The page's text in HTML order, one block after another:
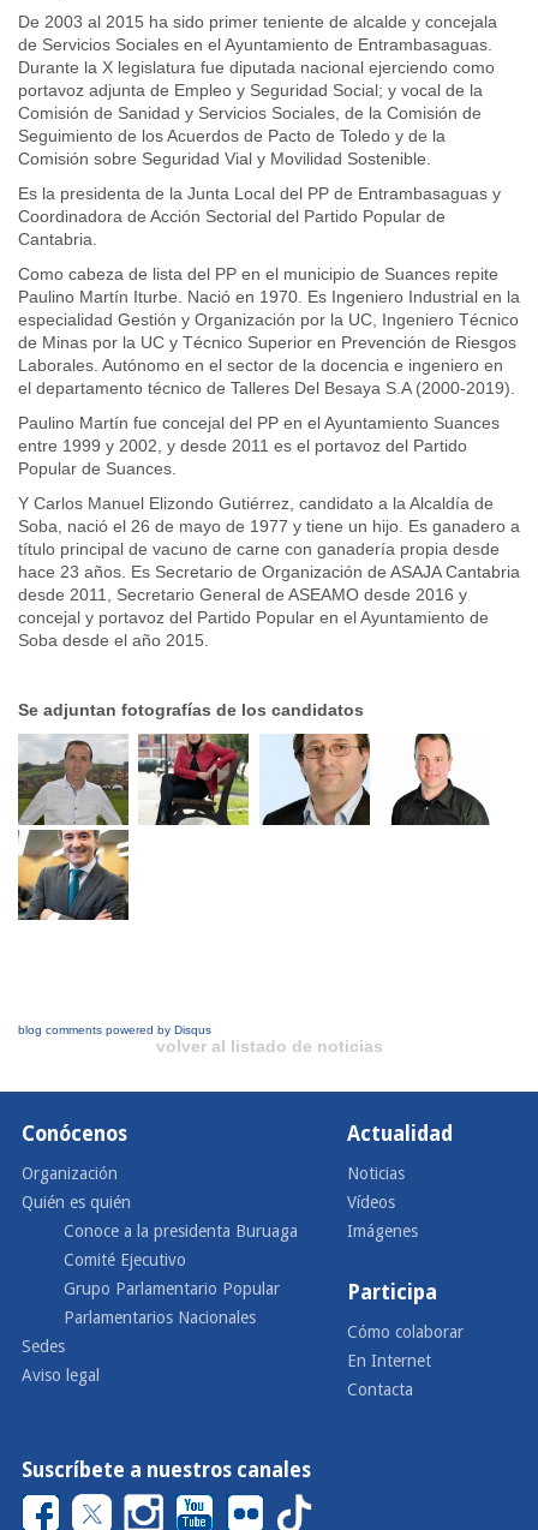
De 2003 al 2015 ha sido primer teniente de alcalde y concejala
de Servicios Sociales en el Ayuntamiento de Entrambasaguas.
Durante la X legislatura fue diputada nacional ejerciendo como
portavoz adjunta de Empleo y Seguridad Social; y vocal de la
Comisión de Sanidad y Servicios Sociales, de la Comisión de
Seguimiento de los Acuerdos de Pacto de Toledo y de la
Comisión sobre Seguridad Vial y Movilidad Sostenible.
Es la presidenta de la Junta Local del PP de Entrambasaguas y
Coordinadora de Acción Sectorial del Partido Popular de
Cantabria.
Como cabeza de lista del PP en el municipio de Suances repite
Paulino Martín Iturbe. Nació en 1970. Es Ingeniero Industrial en la
especialidad Gestión y Organización por la UC, Ingeniero Técnico
de Minas por la UC y Técnico Superior en Prevención de Riesgos
Laborales. Autónomo en el sector de la docencia e ingeniero en
el departamento técnico de Talleres Del Besaya S.A (2000-2019).
Paulino Martín fue concejal del PP en el Ayuntamiento Suances
entre 1999 y 2002, y desde 2011 es el portavoz del Partido
Popular de Suances.
Y Carlos Manuel Elizondo Gutiérrez, candidato a la Alcaldía de
Soba, nació el 26 de mayo de 1977 y tiene un hijo. Es ganadero a
título principal de vacuno de carne con ganadería propia desde
hace 23 años. Es Secretario de Organización de ASAJA Cantabria
desde 2011, Secretario General de ASEAMO desde 2016 y
concejal y portavoz del Partido Popular en el Ayuntamiento de
Soba desde el año 2015.
Se adjuntan fotografías de los candidatos
blog comments powered by Disqus
volver al listado de noticias
Conócenos
Organización
Quién es quién
Conoce a la presidenta Buruaga
Comité Ejecutivo
Grupo Parlamentario Popular
Parlamentarios Nacionales
Sedes
Aviso legal
Actualidad
Noticias
Vídeos
Imágenes
Participa
Cómo colaborar
En Internet
Contacta
Suscríbete a nuestros canales